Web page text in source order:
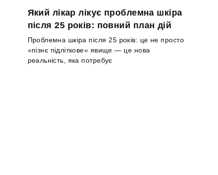
Який лікар лікує проблемна шкіра
після 25 років: повний план дій
Проблемна шкіра після 25 років: це не просто
«пізнє підліткове» явище — це нова
реальність, яка потребує